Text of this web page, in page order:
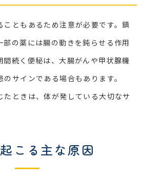
こともあるため注意が必要です。鎮
の薬には腸の動きを鈍らせる作用
続く便秘は、大腸がんや甲状腺機
サインである場合もあります。
たときは、体が発している大切なサ
こる主な原因